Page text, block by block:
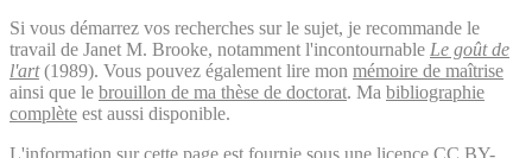
Si vous démarrez vos recherches sur le sujet, je recommande le
travail de Janet M. Brooke, notamment l'incontournable Le goût de
l'art(1989). Vous pouvez également lire mon mémoire de maîtrise
ainsi que le brouillon de ma thèse de doctorat. Ma bibliographie
complète est aussi disponible.